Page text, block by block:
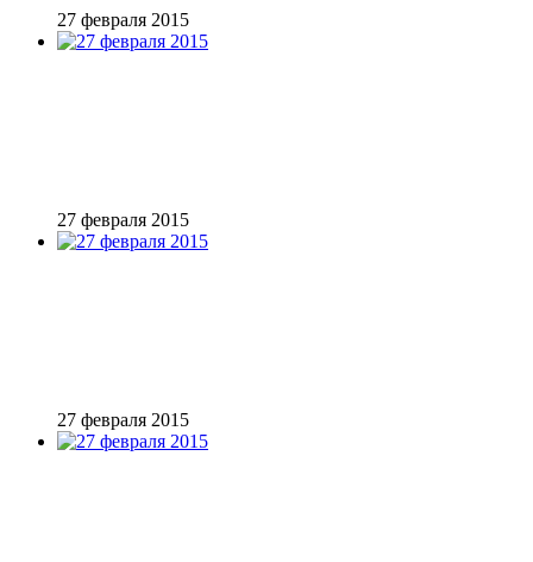
27 февраля 2015
27 февраля 2015
27 февраля 2015